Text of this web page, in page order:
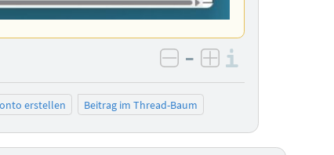
negativ bewerten
– positiv bewerten
erstellen Beitrag im Thread-Baum